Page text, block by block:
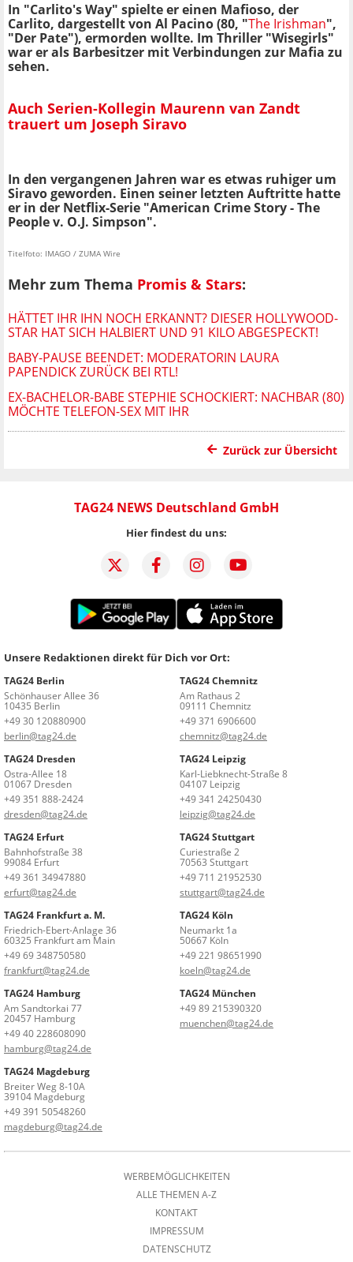
In "Carlito's Way" spielte er einen Mafioso, der
Carlito, dargestellt von Al Pacino (80, "The Irishman",
"Der Pate"), ermorden wollte. Im Thriller "Wisegirls"
war er als Barbesitzer mit Verbindungen zur Mafia zu
sehen.
Auch Serien-Kollegin Maurenn van Zandt
trauert um Joseph Siravo
In den vergangenen Jahren war es etwas ruhiger um
Siravo geworden. Einen seiner letzten Auftritte hatte
er in der Netflix-Serie "American Crime Story - The
People v. O.J. Simpson".
Titelfoto: IMAGO / ZUMA Wire
Mehr zum Thema Promis & Stars:
HÄTTET IHR IHN NOCH ERKANNT? DIESER HOLLYWOOD-
STAR HAT SICH HALBIERT UND 91 KILO ABGESPECKT!
BABY-PAUSE BEENDET: MODERATORIN LAURA
PAPENDICK ZURÜCK BEI RTL!
EX-BACHELOR-BABE STEPHIE SCHOCKIERT: NACHBAR (80)
MÖCHTE TELEFON-SEX MIT IHR
Zurück zur Übersicht
TAG24 NEWS Deutschland GmbH
Hier findest du uns:
Unsere Redaktionen direkt für Dich vor Ort:
TAG24 Berlin
Schönhauser Allee 36
10435 Berlin
+49 30 120880900
berlin@tag24.de
TAG24 Chemnitz
Am Rathaus 2
09111 Chemnitz
+49 371 6906600
chemnitz@tag24.de
TAG24 Dresden
Ostra-Allee 18
01067 Dresden
+49 351 888-2424
dresden@tag24.de
TAG24 Leipzig
Karl-Liebknecht-Straße 8
04107 Leipzig
+49 341 24250430
leipzig@tag24.de
TAG24 Erfurt
Bahnhofstraße 38
99084 Erfurt
+49 361 34947880
erfurt@tag24.de
TAG24 Stuttgart
Curiestraße 2
70563 Stuttgart
+49 711 21952530
stuttgart@tag24.de
TAG24 Frankfurt a. M.
Friedrich-Ebert-Anlage 36
60325 Frankfurt am Main
+49 69 348750580
frankfurt@tag24.de
TAG24 Köln
Neumarkt 1a
50667 Köln
+49 221 98651990
koeln@tag24.de
TAG24 Hamburg
Am Sandtorkai 77
20457 Hamburg
+49 40 228608090
hamburg@tag24.de
TAG24 München
+49 89 215390320
muenchen@tag24.de
TAG24 Magdeburg
Breiter Weg 8-10A
39104 Magdeburg
+49 391 50548260
magdeburg@tag24.de
WERBEMÖGLICHKEITEN
ALLE THEMEN A-Z
KONTAKT
IMPRESSUM
DATENSCHUTZ